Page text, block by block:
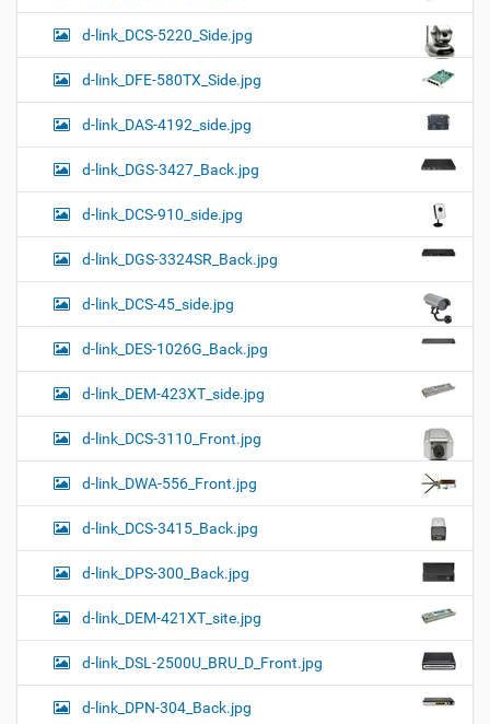
d-link_DCS-5220_Side.jpg
d-link_DFE-580TX_Side.jpg
d-link_DAS-4192_side.jpg
d-link_DGS-3427_Back.jpg
d-link_DCS-910_side.jpg
d-link_DGS-3324SR_Back.jpg
d-link_DCS-45_side.jpg
d-link_DES-1026G_Back.jpg
d-link_DEM-423XT_side.jpg
d-link_DCS-3110_Front.jpg
d-link_DWA-556_Front.jpg
d-link_DCS-3415_Back.jpg
d-link_DPS-300_Back.jpg
d-link_DEM-421XT_site.jpg
d-link_DSL-2500U_BRU_D_Front.jpg
d-link_DPN-304_Back.jpg